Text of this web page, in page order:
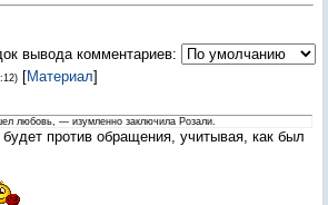
вывода комментариев:
[Материал]
любовь, — изумленно заключила Розали.
будет против обращения, учитывая, как был